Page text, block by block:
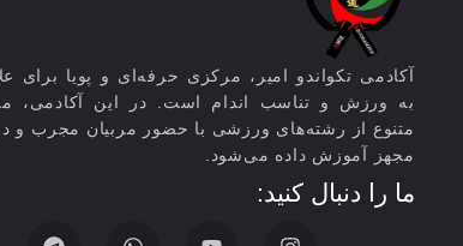
آکادمی تکواندو امیر، مرکزی حرفه‌ای و پویا برای
به ورزش و تناسب اندام است. در این آکادمی،
متنوع از رشته‌های ورزشی با حضور مربیان مجرب و
مجهز آموزش داده می‌شود.
ما را دنبال کنید: